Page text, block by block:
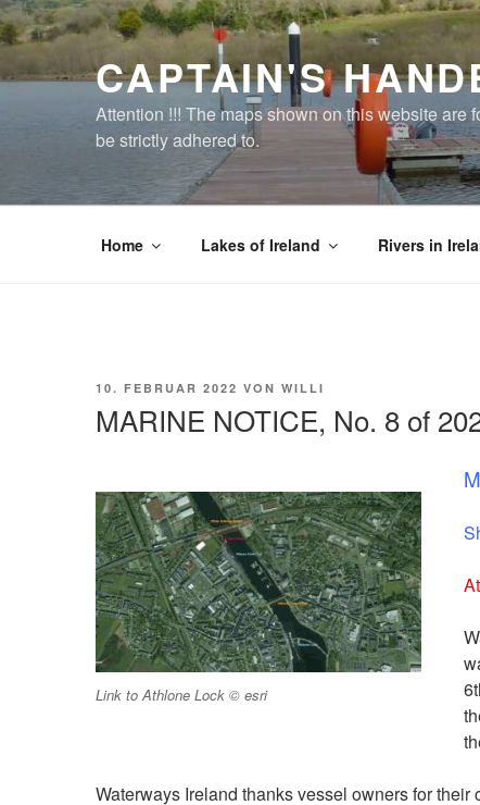
Zum
Inhalt
springen
CAPTAIN'S
Attention !!! The maps shown on this website are
be strictly adhered to.
Home Lakes of Ireland Rivers in
VERÖFFENTLICHT
10. FEBRUAR 2022 VON WILLI
MARINE NOTICE, No. 8 of
Link to Athlone Lock © esri
Waterways Ireland thanks vessel owners for their